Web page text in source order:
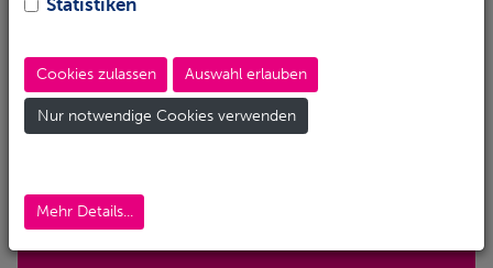
Abreise-Flughafen
Abreise-Flughafen (Alternativ)
Nur mit Transfer
Statistiken
Cookies zulassen Auswahl erlauben
Nur notwendige Cookies verwenden
Mehr Details...